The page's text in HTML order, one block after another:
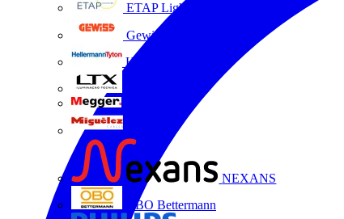
ETAP Lighting
Gewiss
HellermannTyton
NEXANS
OBO Bettermann